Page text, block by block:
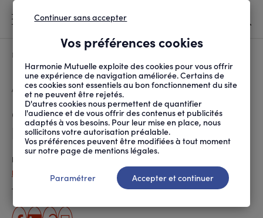
D'ARIANE
ACCUEIL PRÉVENTION SANTÉ ET ... ALIMENTATION QUELS SONT LES BIENF...
Quels sont les bienfaits liés à
l’arrêt de l’alcool ?
Publié le
Paola Da Silva
Temps de lecture estimé 5 minute(s)
Vos préférences cookies
Harmonie Mutuelle exploite des cookies pour vous offrir
une expérience de navigation améliorée. Certains de
ces cookies sont essentiels au bon fonctionnement du site
et ne peuvent être rejetés.
D'autres cookies nous permettent de quantifier
l'audience et de vous offrir des contenus et publicités
adaptés à vos besoins. Pour leur mise en place, nous
sollicitons votre autorisation préalable.
Vos préférences peuvent être modifiées à tout moment
sur notre page de mentions légales.
Continuer sans accepter
Paramétrer Accepter et continuer